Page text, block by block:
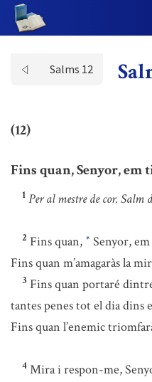
Salms 12
(12)
Fins quan, Senyor, em
1 Per al mestre de cor. Salm
2 Fins quan, * Senyor,
Fins quan m’amagaràs la
3 Fins quan portaré
tantes penes tot el dia dins
Fins quan l’enemic
4 Mira i respon-me,